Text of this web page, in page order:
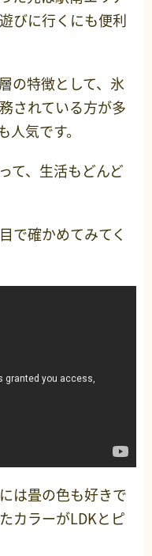
びに行くにも便利
の特徴として、氷
されている方が多
気です。
て、生活もどんど
で確かめてみてく
は畳の色も好きで
カラーがLDKとピ